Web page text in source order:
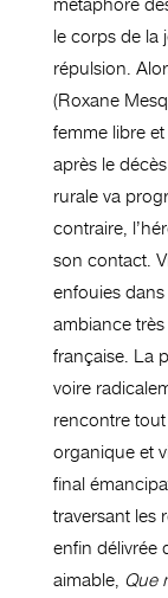
métaphore
le corps de la
répulsion.
(Roxane
femme libre
après le
rurale va
contraire,
son contact.
enfouies dans
ambiance très
française. La
voire
rencontre
organique et
final
traversant les
enfin délivrée
aimable, Que